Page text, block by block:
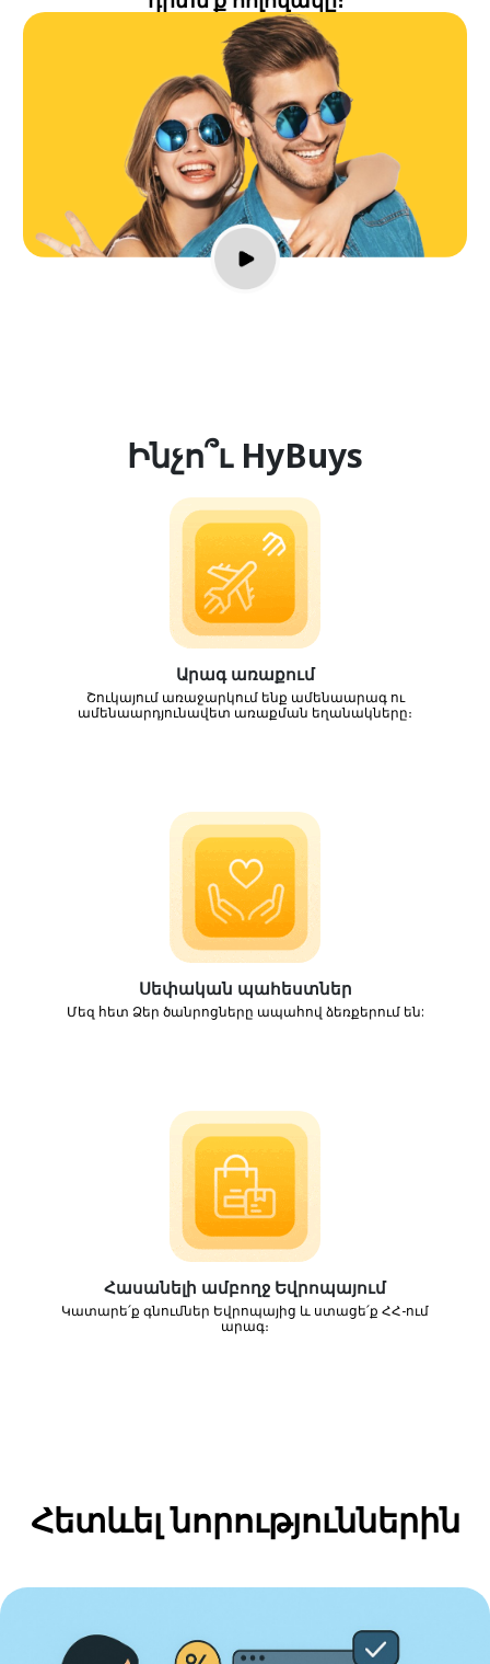
Ինչո՞ւ HyBuys
Արագ առաքում
Շուկայում առաջարկում ենք ամենաարագ ու
ամենաարդյունավետ առաքման եղանակները։
Սեփական պահեստներ
Մեզ հետ Ձեր ծանրոցները ապահով ձեռքերում են:
Հասանելի ամբողջ Եվրոպայում
Կատարե՛ք գնումներ Եվրոպայից և ստացե՛ք ՀՀ-ում
արագ։
Հետևել նորություններին